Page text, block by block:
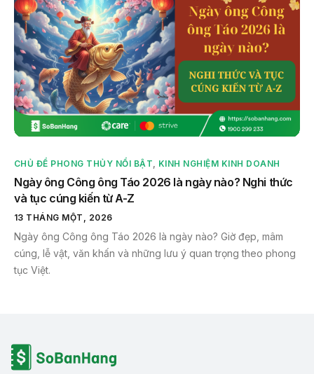
CHỦ ĐỀ PHONG THỦY NỔI BẬT KINH NGHIỆM KINH DOANH
Ngày ông Công ông Táo 2026 là ngày nào? Nghi thức
và tục cúng kiến từ A-Z
13 THÁNG MỘT, 2026
Ngày ông Công ông Táo 2026 là ngày nào? Giờ đẹp, mâm
cúng, lễ vật, văn khấn và những lưu ý quan trọng theo phong
tục Việt.